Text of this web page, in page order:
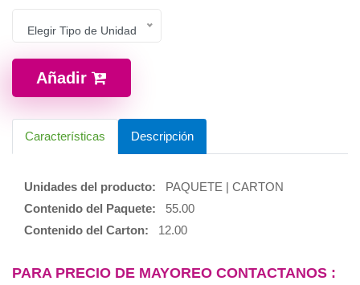
Elegir Tipo de Unidad
Añadir
Características Descripción
Unidades del producto:
PAQUETE | CARTON
Contenido del Paquete:
55.00
Contenido del Carton:
12.00
PARA PRECIO DE MAYOREO CONTACTANOS :